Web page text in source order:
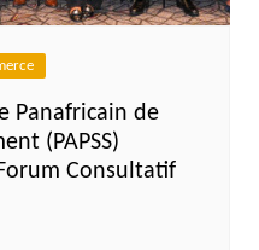
Panafricain de
(PAPSS)
Consultatif